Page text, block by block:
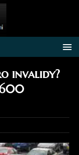
invalidy?
600